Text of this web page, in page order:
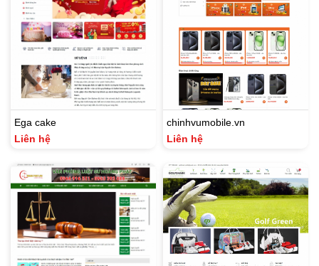
Ega cake
Liên hệ
chinhvumobile.vn
Liên hệ